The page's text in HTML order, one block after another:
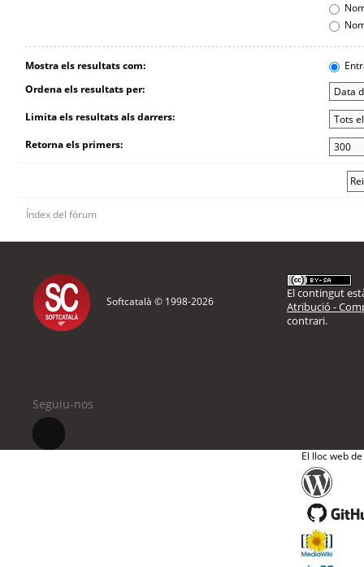
Mostra els resultats com:
Ordena els resultats per:
Limita els resultats als darrers:
Retorna els primers:
Índex del fòrum
Softcatalà © 1998-2026
El contingut
Atribució -
contrari.
Seguiu-nos
El lloc web